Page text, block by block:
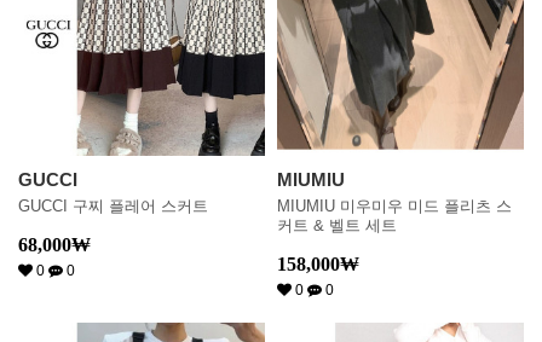
GUCCI
GUCCI 구찌 플레어 스커트
68,000₩
0 0
MIUMIU
MIUMIU 미우미우 미드 플리츠 스
커트 & 벨트 세트
158,000₩
0 0